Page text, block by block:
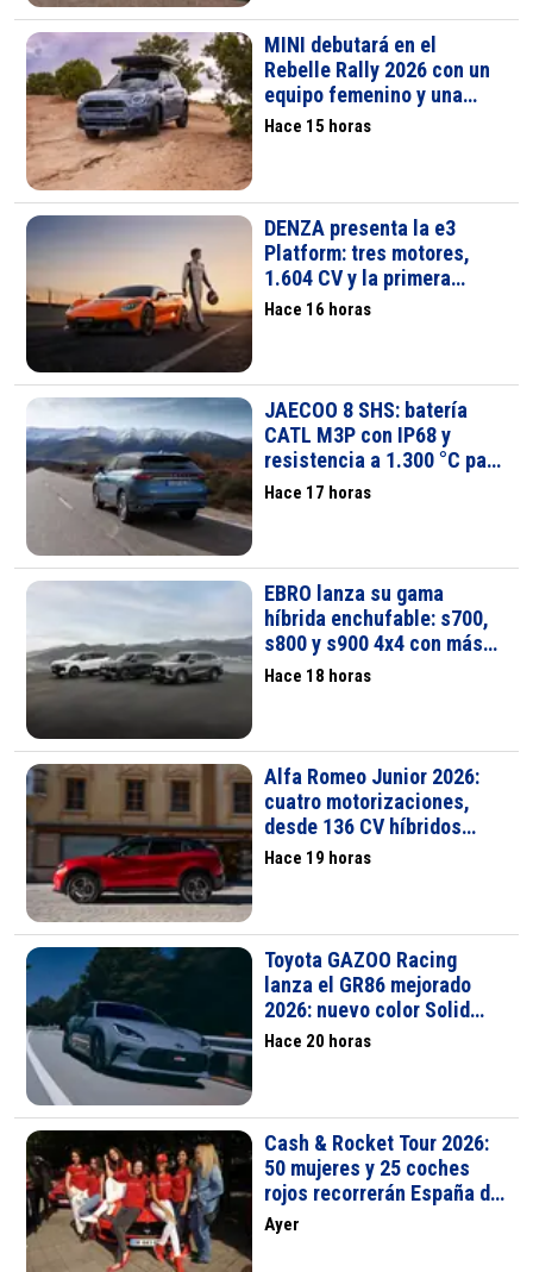
MINI debutará en el
Rebelle Rally 2026 con un
equipo femenino y una
nueva variante de modelo
Hace 15 horas
DENZA presenta la e3
Platform: tres motores,
1.604 CV y la primera
unidad de propulsión 15 en
Hace 16 horas
JAECOO 8 SHS: batería
CATL M3P con IP68 y
resistencia a 1.300 °C para
máxima seguridad en el
Hace 17 horas
EBRO lanza su gama
híbrida enchufable: s700,
s800 y s900 4x4 con más
de 1.000 km de autonomía
Hace 18 horas
Alfa Romeo Junior 2026:
cuatro motorizaciones,
desde 136 CV híbridos
hasta 280 CV eléctricos
Hace 19 horas
Toyota GAZOO Racing
lanza el GR86 mejorado
2026: nuevo color Solid
Gray, mejoras en
Hace 20 horas
Cash & Rocket Tour 2026:
50 mujeres y 25 coches
rojos recorrerán España del
10 al 13 de septiembre
Ayer